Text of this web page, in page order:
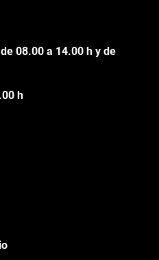
08.00 a 14.00 h y de
h